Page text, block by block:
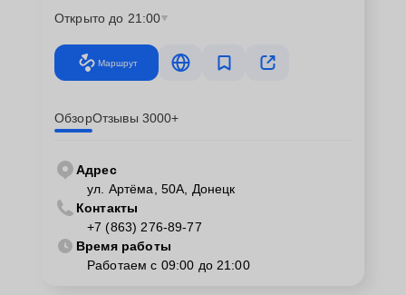
Открыто до 21:00
Маршрут
ОбзорОтзывы 3000+
Адрес
ул. Артёма, 50А, Донецк
Контакты
+7 (863) 276-89-77
Время работы
Работаем с 09:00 до 21:00